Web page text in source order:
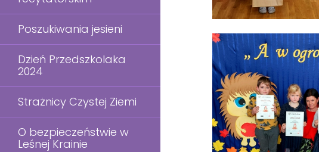
Poszukiwania jesieni
Dzień Przedszkolaka
2024
Strażnicy Czystej Ziemi
O bezpieczeństwie w
Leśnej Krainie